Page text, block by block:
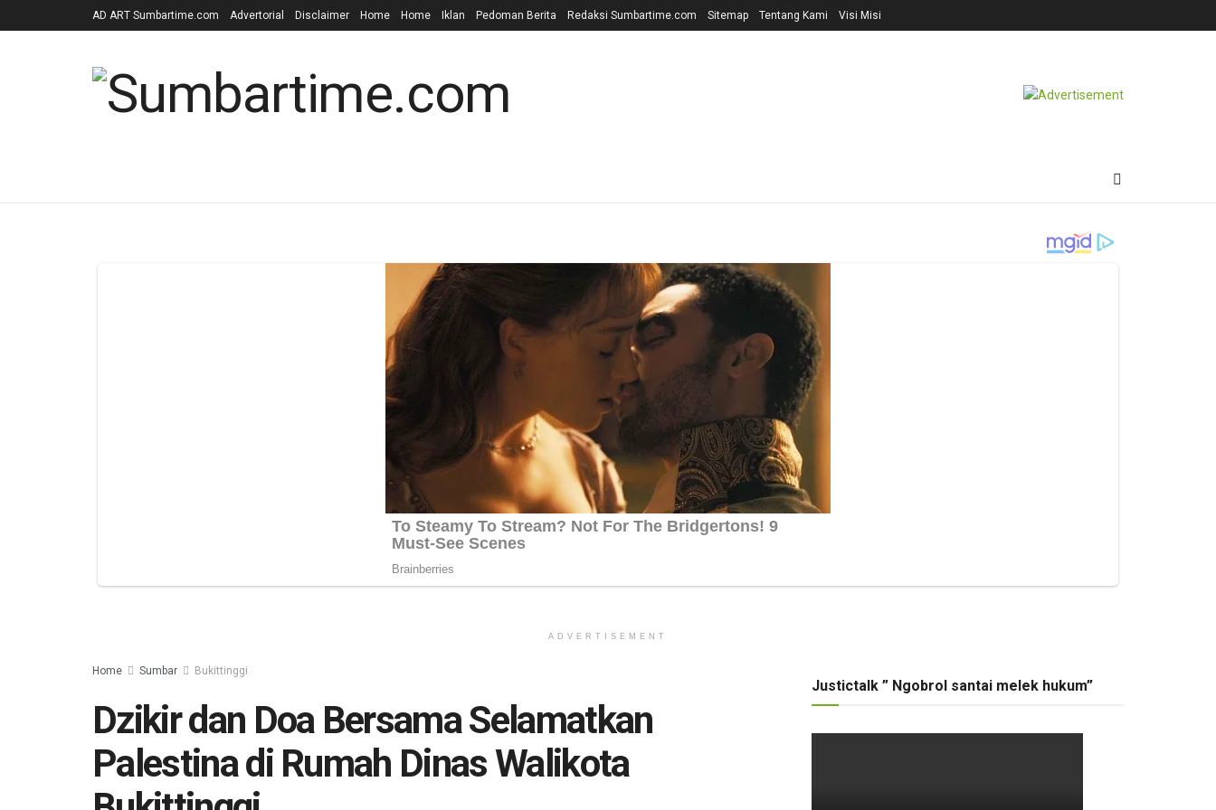
AD ART Sumbartime.com Advertorial Disclaimer Home Home Iklan Pedoman Berita Redaksi Sumbartime.com Sitemap Tentang Kami Visi Misi
ADVERTISEMENT
Home Sumbar Bukittinggi
Dzikir dan Doa Bersama Selamatkan
Palestina di Rumah Dinas Walikota
Justictalk ” Ngobrol santai melek hukum”